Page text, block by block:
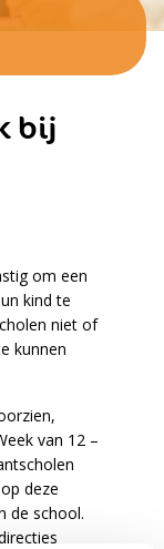
bij
om een
kind te
niet of
kunnen
van 12 –
deze
de school.